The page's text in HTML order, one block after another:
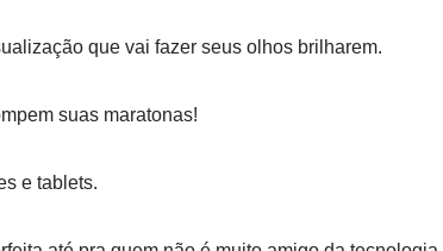
que vai fazer seus olhos brilharem.
suas maratonas!
e tablets.